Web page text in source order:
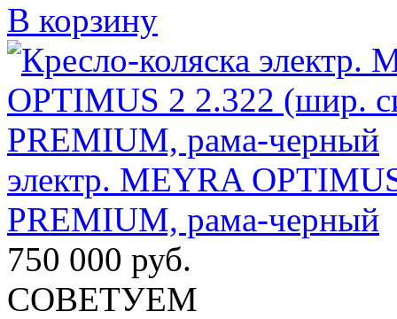
В корзину
электр. MEYRA
PREMIUM, рама-черный
750 000 руб.
СОВЕТУЕМ